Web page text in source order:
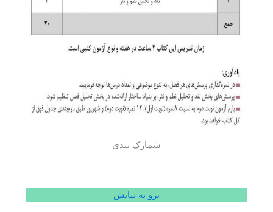
شمارک بندی
برو به نیایش